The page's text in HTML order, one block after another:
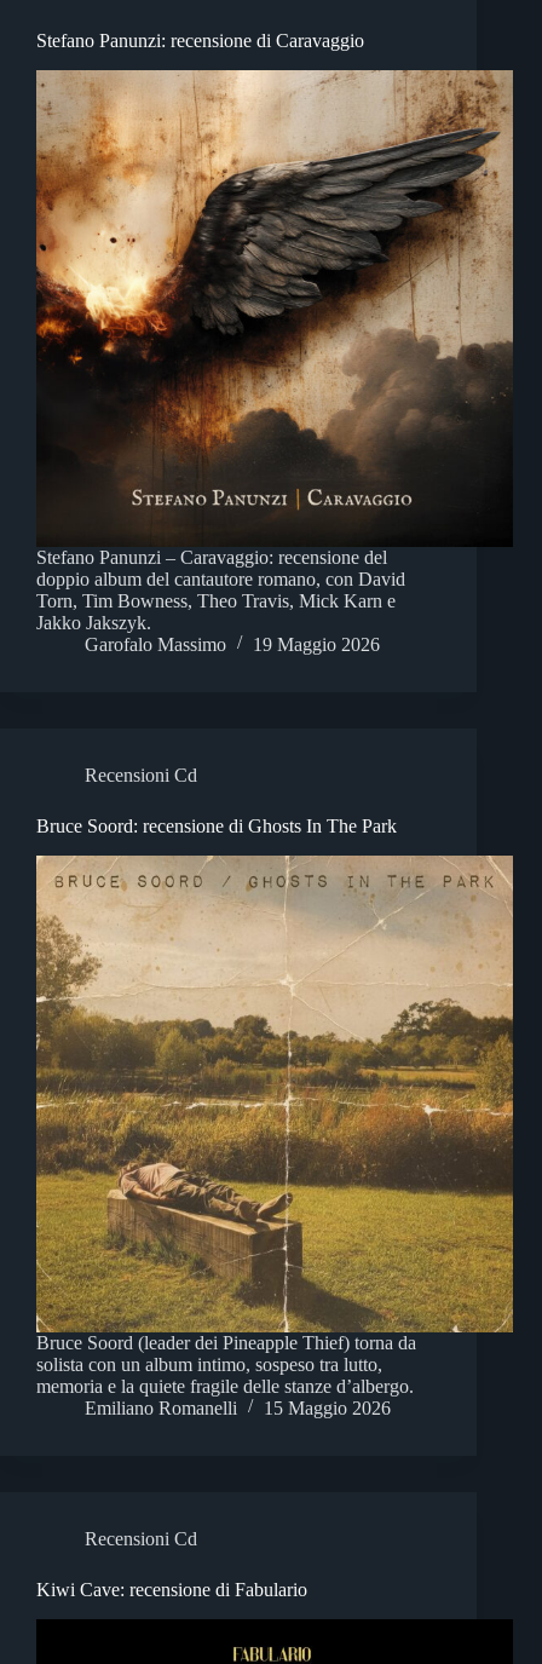
Stefano Panunzi: recensione di Caravaggio
Stefano Panunzi – Caravaggio: recensione del
doppio album del cantautore romano, con David
Torn, Tim Bowness, Theo Travis, Mick Karn e
Jakko Jakszyk.
Garofalo Massimo
19 Maggio 2026
Recensioni Cd
Bruce Soord: recensione di Ghosts In The Park
Bruce Soord (leader dei Pineapple Thief) torna da
solista con un album intimo, sospeso tra lutto,
memoria e la quiete fragile delle stanze d’albergo.
Emiliano Romanelli
15 Maggio 2026
Recensioni Cd
Kiwi Cave: recensione di Fabulario